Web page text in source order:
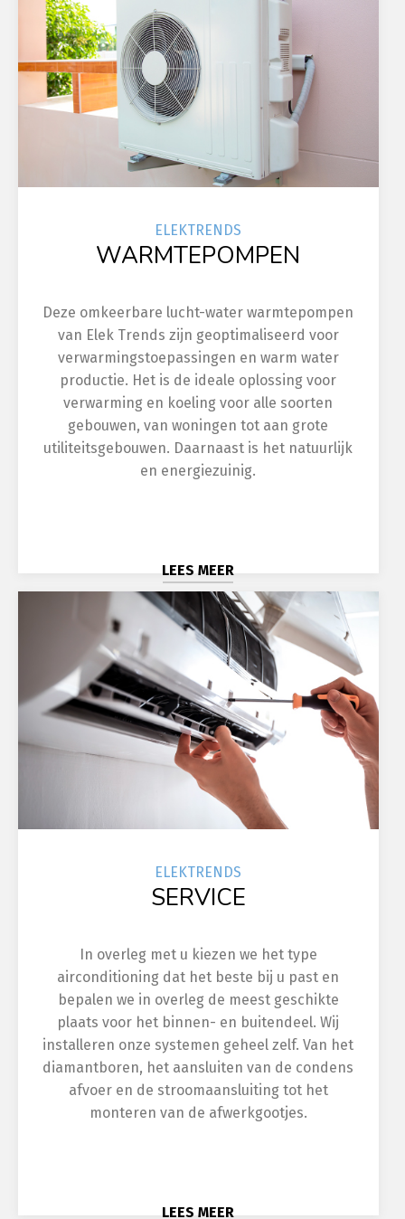
ELEKTRENDS
WARMTEPOMPEN
Deze omkeerbare lucht-water warmtepompen
van Elek Trends zijn geoptimaliseerd voor
verwarmingstoepassingen en warm water
productie. Het is de ideale oplossing voor
verwarming en koeling voor alle soorten
gebouwen, van woningen tot aan grote
utiliteitsgebouwen. Daarnaast is het natuurlijk
en energiezuinig.
LEES MEER
ELEKTRENDS
SERVICE
In overleg met u kiezen we het type
airconditioning dat het beste bij u past en
bepalen we in overleg de meest geschikte
plaats voor het binnen- en buitendeel. Wij
installeren onze systemen geheel zelf. Van het
diamantboren, het aansluiten van de condens
afvoer en de stroomaansluiting tot het
monteren van de afwerkgootjes.
LEES MEER